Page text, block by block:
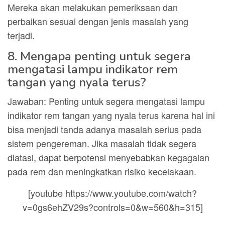
Mereka akan melakukan pemeriksaan dan
perbaikan sesuai dengan jenis masalah yang
terjadi.
8. Mengapa penting untuk segera
mengatasi lampu indikator rem
tangan yang nyala terus?
Jawaban: Penting untuk segera mengatasi lampu
indikator rem tangan yang nyala terus karena hal ini
bisa menjadi tanda adanya masalah serius pada
sistem pengereman. Jika masalah tidak segera
diatasi, dapat berpotensi menyebabkan kegagalan
pada rem dan meningkatkan risiko kecelakaan.
[youtube https://www.youtube.com/watch?
v=0gs6ehZV29s?controls=0&w=560&h=315]